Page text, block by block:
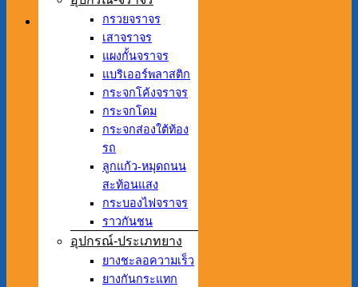
กรวยจราจร
เสาจราจร
แผงกั้นจราจร
แบริเออร์พลาสติก
กระจกโค้งจราจร
กระจกโดม
กระจกส่องใต้ท้อง
รถ
ลูกแก้ว-หมุดถนน
สะท้อนแสง
กระบองไฟจราจร
ราวกันชน
อุปกรณ์-ประเภทยาง
ยางชะลอความเร็ว
ยางกันกระแทก